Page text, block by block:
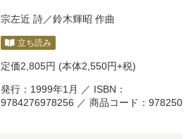
宗左近 詩／鈴木輝昭 作曲
立ち読み
定価2,805円 (本体2,550円+税)
発行：1999年1月 ／ ISBN：
9784276978256 ／ 商品コード：978250